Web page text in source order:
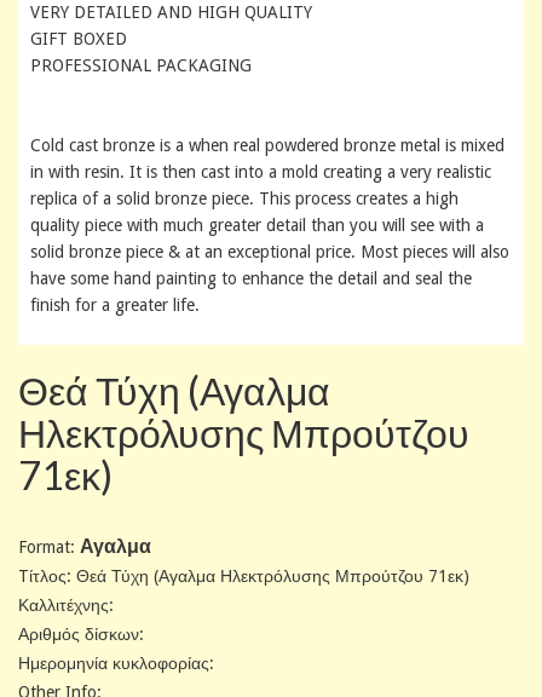
VERY DETAILED AND HIGH QUALITY
GIFT BOXED
PROFESSIONAL PACKAGING
Cold cast bronze is a when real powdered bronze metal is mixed
in with resin. It is then cast into a mold creating a very realistic
replica of a solid bronze piece. This process creates a high
quality piece with much greater detail than you will see with a
solid bronze piece & at an exceptional price. Most pieces will also
have some hand painting to enhance the detail and seal the
finish for a greater life.
Θεά Τύχη (Αγαλμα
Ηλεκτρόλυσης Μπρούτζου
71εκ)
Format: Αγαλμα
Tίτλος: Θεά Τύχη (Αγαλμα Ηλεκτρόλυσης Μπρούτζου 71εκ)
Καλλιτέχνης:
Αριθμός δίσκων:
Ημερομηνία κυκλοφορίας:
Other Info: